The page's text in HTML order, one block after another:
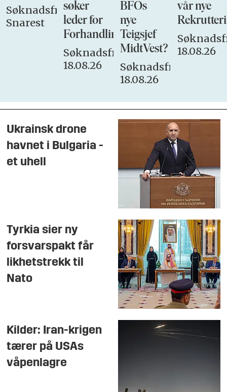
Søknadsfrist:
Snarest
søker
leder for
Forhandlingsutvalget
Søknadsfrist:
18.08.26
BFOs
nye
Teigsjef
MidtVest?
Søknadsfrist:
18.08.26
vår nye
18.08.26
Ukrainsk drone
havnet i Bulgaria -
et uhell
Tyrkia sier ny
forsvarspakt får
likhetstrekk til
Nato
Kilder: Iran-krigen
tærer på USAs
våpenlagre